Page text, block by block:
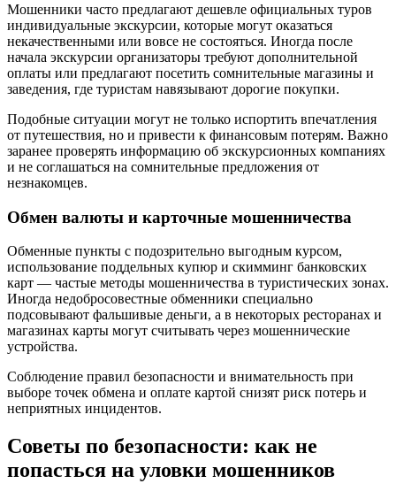
Мошенники часто предлагают дешевле официальных туров
индивидуальные экскурсии, которые могут оказаться
некачественными или вовсе не состояться. Иногда после
начала экскурсии организаторы требуют дополнительной
оплаты или предлагают посетить сомнительные магазины и
заведения, где туристам навязывают дорогие покупки.
Подобные ситуации могут не только испортить впечатления
от путешествия, но и привести к финансовым потерям. Важно
заранее проверять информацию об экскурсионных компаниях
и не соглашаться на сомнительные предложения от
незнакомцев.
Обмен валюты и карточные мошенничества
Обменные пункты с подозрительно выгодным курсом,
использование поддельных купюр и скимминг банковских
карт — частые методы мошенничества в туристических зонах.
Иногда недобросовестные обменники специально
подсовывают фальшивые деньги, а в некоторых ресторанах и
магазинах карты могут считывать через мошеннические
устройства.
Соблюдение правил безопасности и внимательность при
выборе точек обмена и оплате картой снизят риск потерь и
неприятных инцидентов.
Советы по безопасности: как не
попасться на уловки мошенников